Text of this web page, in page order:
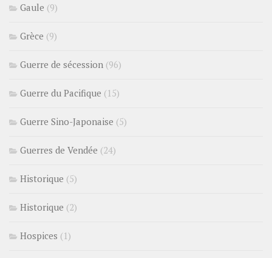
Gaule (9)
Grèce (9)
Guerre de sécession (96)
Guerre du Pacifique (15)
Guerre Sino-Japonaise (5)
Guerres de Vendée (24)
Historique (5)
Historique (2)
Hospices (1)